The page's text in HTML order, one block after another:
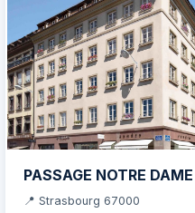
PASSAGE NOTRE DAME
📍 Strasbourg 67000